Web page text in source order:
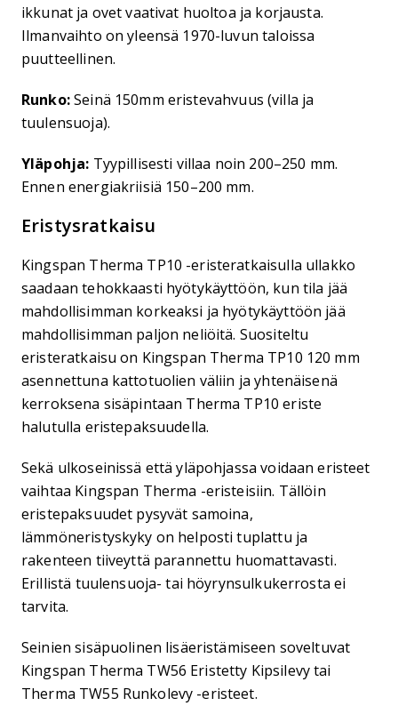
ikkunat ja ovet vaativat huoltoa ja korjausta.
Ilmanvaihto on yleensä 1970-luvun taloissa
puutteellinen.
Runko:Seinä 150mm eristevahvuus (villa ja
tuulensuoja).
Yläpohja: Tyypillisesti villaa noin 200–250 mm.
Ennen energiakriisiä 150–200 mm.
Eristysratkaisu
Kingspan Therma TP10 -eristeratkaisulla ullakko
saadaan tehokkaasti hyötykäyttöön, kun tila jää
mahdollisimman korkeaksi ja hyötykäyttöön jää
mahdollisimman paljon neliöitä. Suositeltu
eristeratkaisu on Kingspan Therma TP10 120 mm
asennettuna kattotuolien väliin ja yhtenäisenä
kerroksena sisäpintaan Therma TP10 eriste
halutulla eristepaksuudella.
Sekä ulkoseinissä että yläpohjassa voidaan eristeet
vaihtaa Kingspan Therma -eristeisiin. Tällöin
eristepaksuudet pysyvät samoina,
lämmöneristyskyky on helposti tuplattu ja
rakenteen tiiveyttä parannettu huomattavasti.
Erillistä tuulensuoja- tai höyrynsulkukerrosta ei
tarvita.
Seinien sisäpuolinen lisäeristämiseen soveltuvat
Kingspan Therma TW56 Eristetty Kipsilevy tai
Therma TW55 Runkolevy -eristeet.